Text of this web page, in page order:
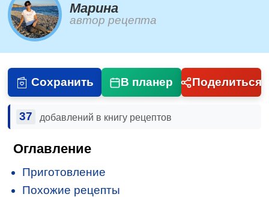
Марина
автор рецепта
Сохранить В планер Поделиться
37 добавлений в книгу рецептов
Оглавление
Приготовление
Похожие рецепты